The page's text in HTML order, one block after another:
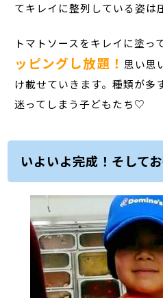
てキレイに整列している姿は
トマトソースをキレイに塗っ
ッピングし放題！思い思
け載せていきます。種類が多
迷ってしまう子どもたち♡
いよいよ完成！そして